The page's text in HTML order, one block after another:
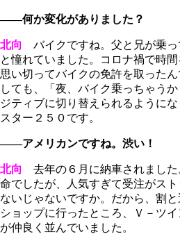
――何か変化がありました？
北向
バイクですね。父と兄が乗っ
と憧れていました。コロナ禍で時
思い切ってバイクの免許を取った
しても、「夜、バイク乗っちゃう
ジティブに切り替えられるように
スター２５０です。
――アメリカンですね。渋い！
北向
去年の６月に納車されまし
命でしたが、人気すぎて受注がス
ないじゃないですか。だから、割
ショップに行ったところ、Ｖ－ツ
が仲良く並んでいました。